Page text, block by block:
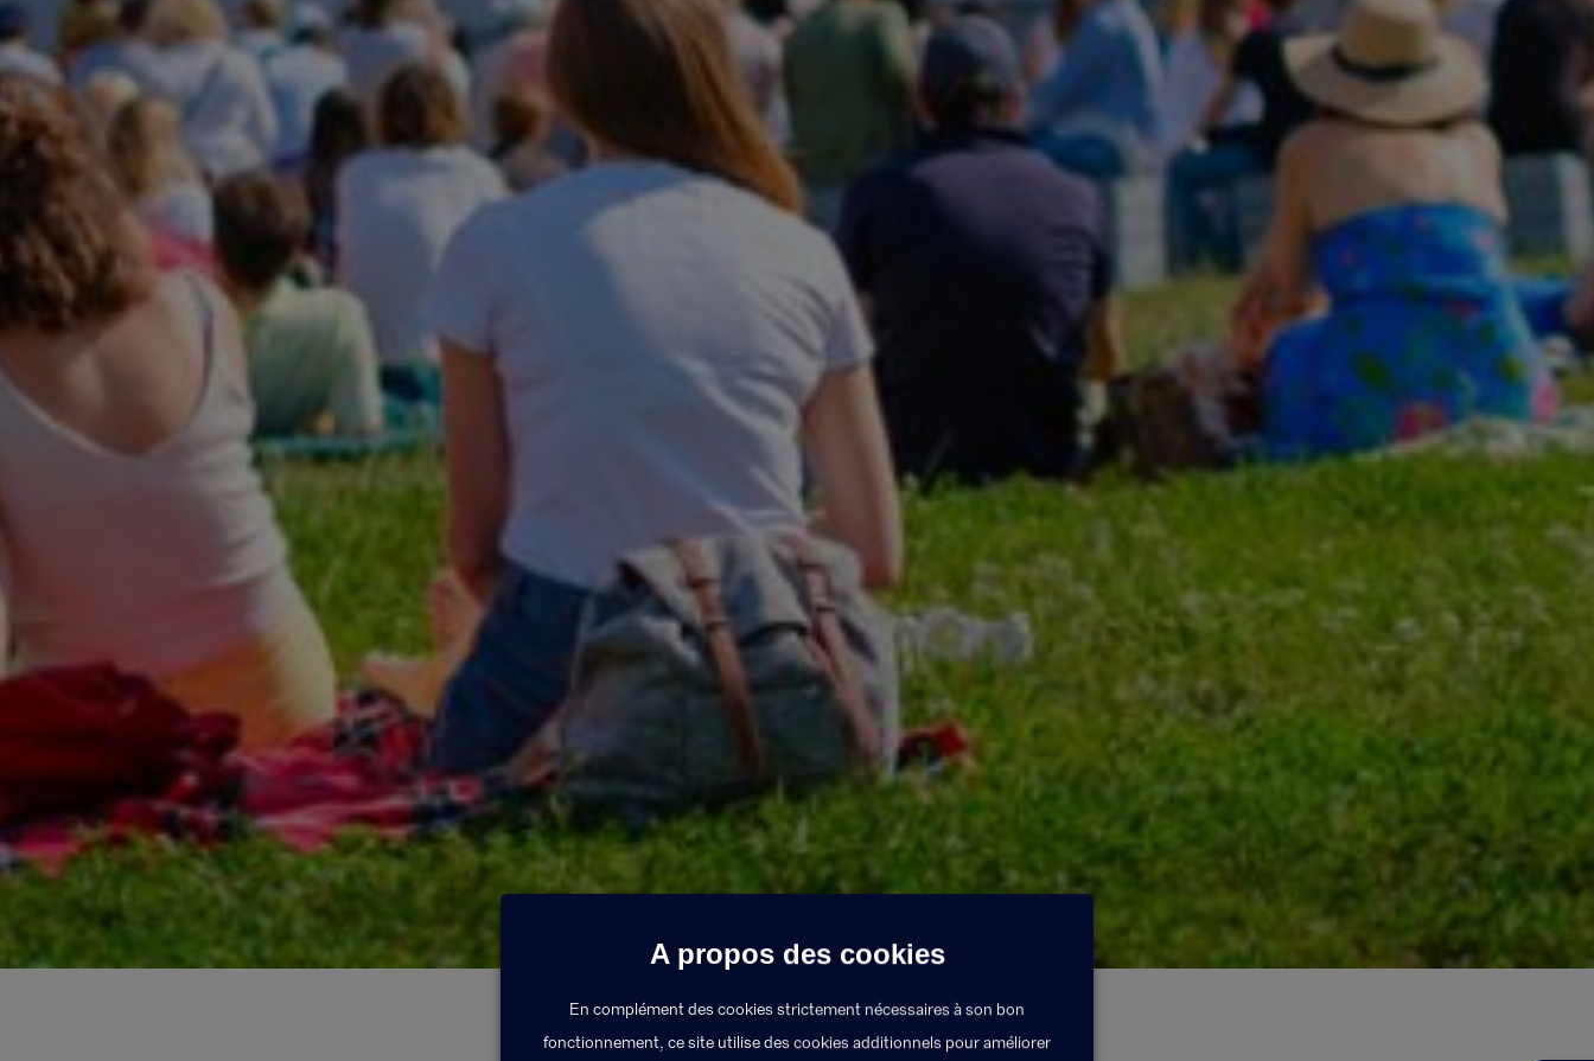
A propos des cookies
En complément des cookies strictement nécessaires à son bon
fonctionnement, ce site utilise des cookies additionnels pour améliorer